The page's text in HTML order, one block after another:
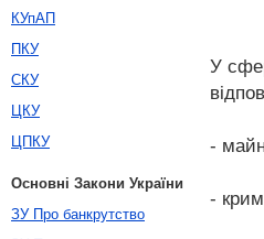
У
-
-
КУпАП
ПКУ
СКУ
ЦКУ
ЦПКУ
Основні Закони України
ЗУ Про банкрутство